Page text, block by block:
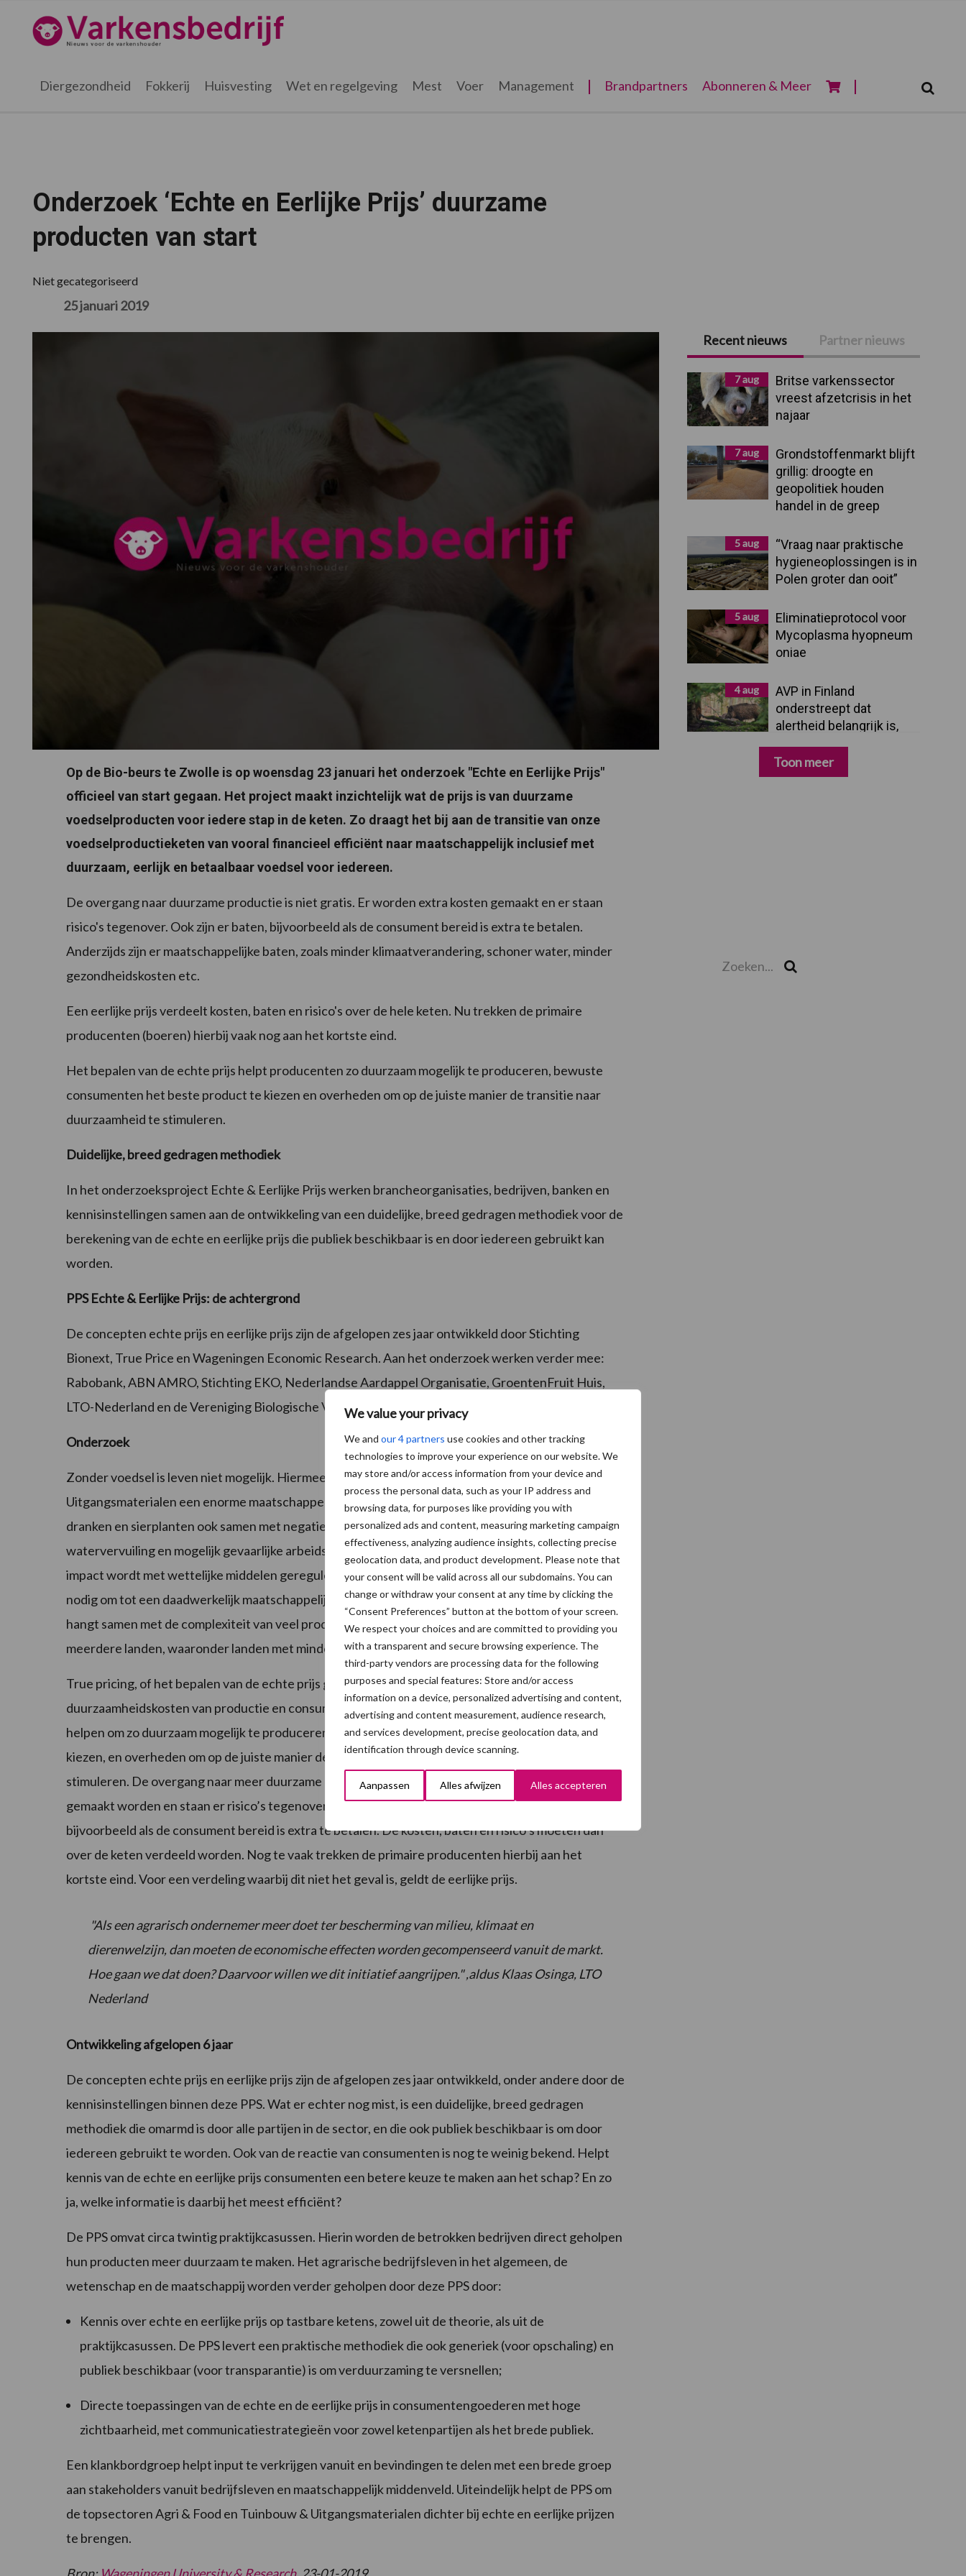
We value your privacy
We and our 4 partners use cookies and other tracking
technologies to improve your experience on our website. We
may store and/or access information from your device and
process the personal data, such as your IP address and
browsing data, for purposes like providing you with
personalized ads and content, measuring marketing campaign
effectiveness, analyzing audience insights, collecting precise
geolocation data, and product development. Please note that
your consent will be valid across all our subdomains. You can
change or withdraw your consent at any time by clicking the
“Consent Preferences” button at the bottom of your screen.
We respect your choices and are committed to providing you
with a transparent and secure browsing experience. The
third-party vendors are processing data for the following
purposes and special features: Store and/or access
information on a device, personalized advertising and content,
advertising and content measurement, audience research,
and services development, precise geolocation data, and
identification through device scanning.
Aanpassen Alles afwijzen Alles accepteren
hoofdnavigatie
hoofd
eerste
voettekst
Varkensbedrijf.nl
Diergezondheid Fokkerij Huisvesting Wet en regelgeving Mest Voer Management Brandpartners Abonneren & Meer
Onderzoek ‘Echte en Eerlijke Prijs’ duurzame
producten van start
Niet gecategoriseerd
25 januari 2019
Op de Bio-beurs te Zwolle is op woensdag 23 januari het onderzoek "Echte en Eerlijke Prijs"
officieel van start gegaan. Het project maakt inzichtelijk wat de prijs is van duurzame
voedselproducten voor iedere stap in de keten. Zo draagt het bij aan de transitie van onze
voedselproductieketen van vooral financieel efficiënt naar maatschappelijk inclusief met
duurzaam, eerlijk en betaalbaar voedsel voor iedereen.
De overgang naar duurzame productie is niet gratis. Er worden extra kosten gemaakt en er staan
risico's tegenover. Ook zijn er baten, bijvoorbeeld als de consument bereid is extra te betalen.
Anderzijds zijn er maatschappelijke baten, zoals minder klimaatverandering, schoner water, minder
gezondheidskosten etc.
Een eerlijke prijs verdeelt kosten, baten en risico's over de hele keten. Nu trekken de primaire
producenten (boeren) hierbij vaak nog aan het kortste eind.
Het bepalen van de echte prijs helpt producenten zo duurzaam mogelijk te produceren, bewuste
consumenten het beste product te kiezen en overheden om op de juiste manier de transitie naar
duurzaamheid te stimuleren.
Duidelijke, breed gedragen methodiek
In het onderzoeksproject Echte & Eerlijke Prijs werken brancheorganisaties, bedrijven, banken en
kennisinstellingen samen aan de ontwikkeling van een duidelijke, breed gedragen methodiek voor de
berekening van de echte en eerlijke prijs die publiek beschikbaar is en door iedereen gebruikt kan
worden.
PPS Echte & Eerlijke Prijs: de achtergrond
De concepten echte prijs en eerlijke prijs zijn de afgelopen zes jaar ontwikkeld door Stichting
Bionext, True Price en Wageningen Economic Research. Aan het onderzoek werken verder mee:
Rabobank, ABN AMRO, Stichting EKO, Nederlandse Aardappel Organisatie, GroentenFruit Huis,
LTO-Nederland en de Vereniging Biologische Varkenshouders.
Onderzoek
Zonder voedsel is leven niet mogelijk. Hiermee leveren de topsectoren Agri & Food en Tuinbouw &
Uitgangsmaterialen een enorme maatschappelijke waarde. Helaas gaat de productie van voedsel en
dranken en sierplanten ook samen met negatieve impact op mens en milieu – denk aan CO2-uitstoot,
watervervuiling en mogelijk gevaarlijke arbeidsomstandigheden. Een deel van deze negatieve
impact wordt met wettelijke middelen gereguleerd, maar vaak zijn bovenwettelijke inspanningen
nodig om tot een daadwerkelijk maatschappelijk verantwoord, duurzaam product te komen. Dit
hangt samen met de complexiteit van veel productketens en daarnaast lopen deze ketens over
meerdere landen, waaronder landen met minder sterke overheidscontrole.
True pricing, of het bepalen van de echte prijs geeft een integraal beeld van de economische – en
duurzaamheidskosten van productie en consumptie van voedselproducten. Dit kan producenten
helpen om zo duurzaam mogelijk te produceren, bewuste consumenten om het juiste product te
kiezen, en overheden om op de juiste manier de economie en de duurzaamheidstransitie te
stimuleren. De overgang naar meer duurzame productie is niet gratis. Vaak moeten er extra kosten
gemaakt worden en staan er risico’s tegenover. Aan de andere kant zijn er duurzaamheidsbaten,
bijvoorbeeld als de consument bereid is extra te betalen. De kosten, baten en risico’s moeten dan
over de keten verdeeld worden. Nog te vaak trekken de primaire producenten hierbij aan het
kortste eind. Voor een verdeling waarbij dit niet het geval is, geldt de eerlijke prijs.
"Als een agrarisch ondernemer meer doet ter bescherming van milieu, klimaat en
dierenwelzijn, dan moeten de economische effecten worden gecompenseerd vanuit de markt.
Hoe gaan we dat doen? Daarvoor willen we dit initiatief aangrijpen." ,aldus Klaas Osinga, LTO
Nederland
Ontwikkeling afgelopen 6 jaar
De concepten echte prijs en eerlijke prijs zijn de afgelopen zes jaar ontwikkeld, onder andere door de
kennisinstellingen binnen deze PPS. Wat er echter nog mist, is een duidelijke, breed gedragen
methodiek die omarmd is door alle partijen in de sector, en die ook publiek beschikbaar is om door
iedereen gebruikt te worden. Ook van de reactie van consumenten is nog te weinig bekend. Helpt
kennis van de echte en eerlijke prijs consumenten een betere keuze te maken aan het schap? En zo
ja, welke informatie is daarbij het meest efficiënt?
De PPS omvat circa twintig praktijkcasussen. Hierin worden de betrokken bedrijven direct geholpen
hun producten meer duurzaam te maken. Het agrarische bedrijfsleven in het algemeen, de
wetenschap en de maatschappij worden verder geholpen door deze PPS door:
Kennis over echte en eerlijke prijs op tastbare ketens, zowel uit de theorie, als uit de
praktijkcasussen. De PPS levert een praktische methodiek die ook generiek (voor opschaling) en
publiek beschikbaar (voor transparantie) is om verduurzaming te versnellen;
Directe toepassingen van de echte en de eerlijke prijs in consumentengoederen met hoge
zichtbaarheid, met communicatiestrategieën voor zowel ketenpartijen als het brede publiek.
Een klankbordgroep helpt input te verkrijgen vanuit en bevindingen te delen met een brede groep
aan stakeholders vanuit bedrijfsleven en maatschappelijk middenveld. Uiteindelijk helpt de PPS om
de topsectoren Agri & Food en Tuinbouw & Uitgangsmaterialen dichter bij echte en eerlijke prijzen
te brengen.
Primaire
Sidebar
Recent nieuws Partner nieuws
7 aug
Britse varkenssector
vreest afzetcrisis in het
najaar
7 aug
Grondstoffenmarkt blijft
grillig: droogte en
geopolitiek houden
handel in de greep
5 aug
“Vraag naar praktische
hygieneoplossingen is in
Polen groter dan ooit”
5 aug
Eliminatieprotocol voor
Mycoplasma hyopneum
oniae
4 aug
AVP in Finland
onderstreept dat
alertheid belangrijk is,
Toon meer